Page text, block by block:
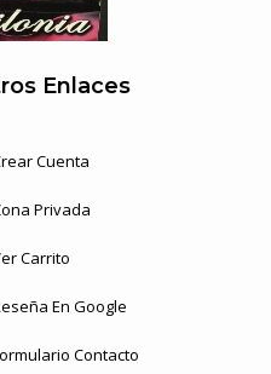
Enlaces
Cuenta
Privada
Carrito
En Google
Contacto